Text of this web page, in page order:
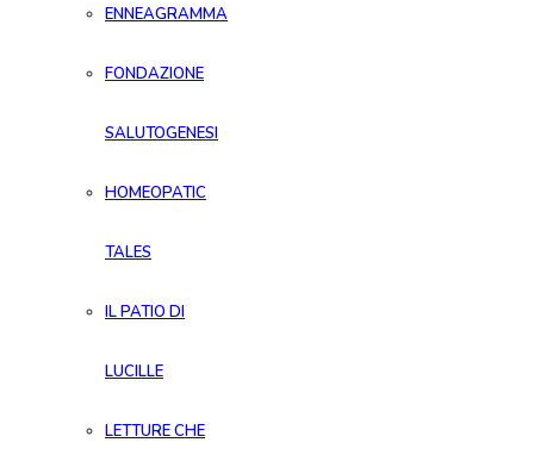
ENNEAGRAMMA
FONDAZIONE
SALUTOGENESI
HOMEOPATIC
TALES
IL PATIO DI
LUCILLE
LETTURE CHE